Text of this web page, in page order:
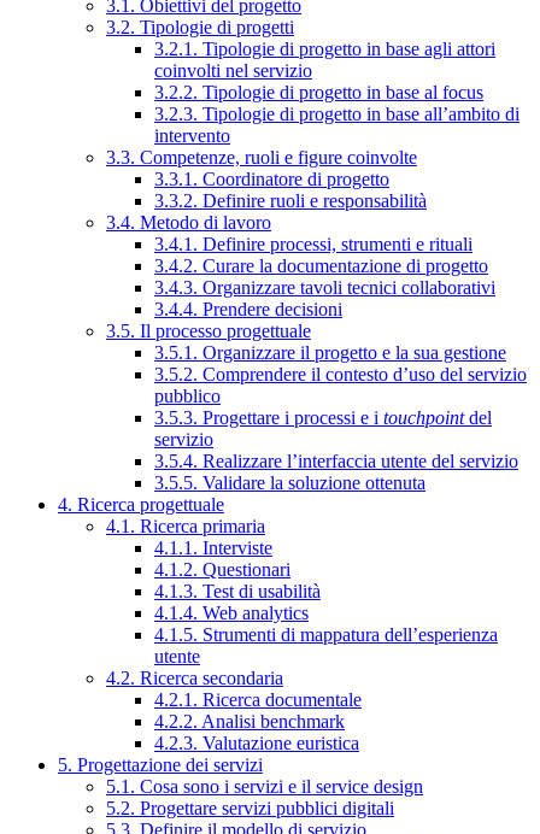
3.1. Obiettivi del progetto
3.2. Tipologie di progetti
3.2.1. Tipologie di progetto in base agli attori
coinvolti nel servizio
3.2.2. Tipologie di progetto in base al focus
3.2.3. Tipologie di progetto in base all’ambito di
intervento
3.3. Competenze, ruoli e figure coinvolte
3.3.1. Coordinatore di progetto
3.3.2. Definire ruoli e responsabilità
3.4. Metodo di lavoro
3.4.1. Definire processi, strumenti e rituali
3.4.2. Curare la documentazione di progetto
3.4.3. Organizzare tavoli tecnici collaborativi
3.4.4. Prendere decisioni
3.5. Il processo progettuale
3.5.1. Organizzare il progetto e la sua gestione
3.5.2. Comprendere il contesto d’uso del servizio
pubblico
3.5.3. Progettare i processi e i touchpointdel
servizio
3.5.4. Realizzare l’interfaccia utente del servizio
3.5.5. Validare la soluzione ottenuta
4. Ricerca progettuale
4.1. Ricerca primaria
4.1.1. Interviste
4.1.2. Questionari
4.1.3. Test di usabilità
4.1.4. Web analytics
4.1.5. Strumenti di mappatura dell’esperienza
utente
4.2. Ricerca secondaria
4.2.1. Ricerca documentale
4.2.2. Analisi benchmark
4.2.3. Valutazione euristica
5. Progettazione dei servizi
5.1. Cosa sono i servizi e il service design
5.2. Progettare servizi pubblici digitali
5.3. Definire il modello di servizio